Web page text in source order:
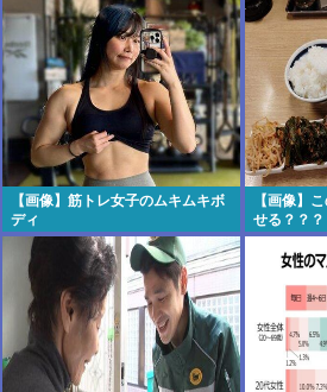
【画像】筋トレ女子のムキムキボ
ディ
【画像】
せる？？？